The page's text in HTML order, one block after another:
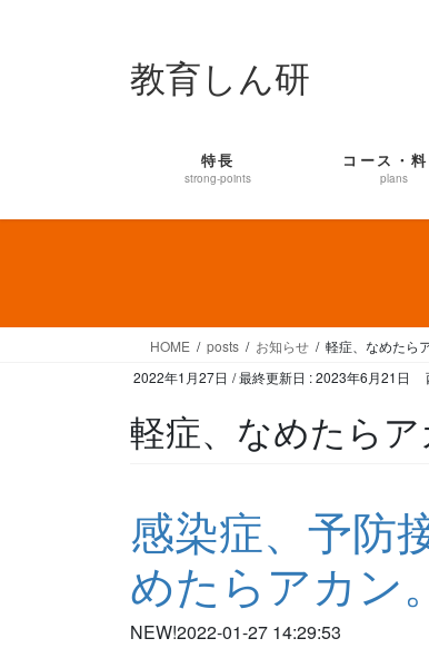
移
教育しん研
特長
strong-points
コース・
plans
HOME posts お知らせ
軽症、なめたら
2022年1月27日 / 最終更新日 :2023年6月21日
軽症、なめたらア
感染症、予防
めたらアカン。
NEW!2022-01-27 14:29:53